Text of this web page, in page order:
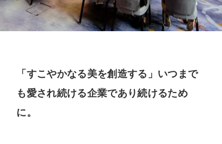
「すこやかなる美を創造する」いつまで
も愛され続ける企業であり続けるため
に。